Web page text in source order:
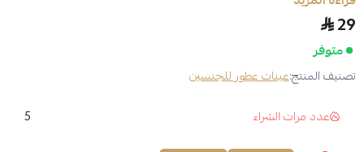
29
متوفر
تصنيف المنتج:عينات عطور للجنسين
عدد مرات الشراء
5